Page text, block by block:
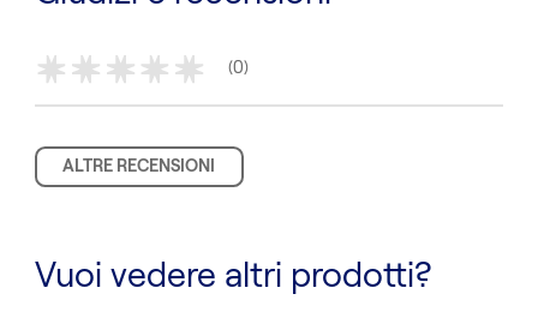
* * * * *
(0)
ALTRE RECENSIONI
Vuoi vedere altri prodotti?